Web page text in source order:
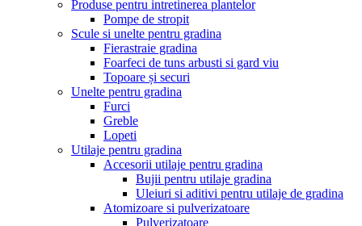
Produse pentru intretinerea plantelor
Pompe de stropit
Scule si unelte pentru gradina
Fierastraie gradina
Foarfeci de tuns arbusti si gard viu
Topoare și securi
Unelte pentru gradina
Furci
Greble
Lopeti
Utilaje pentru gradina
Accesorii utilaje pentru gradina
Bujii pentru utilaje gradina
Uleiuri si aditivi pentru utilaje de gradina
Atomizoare si pulverizatoare
Pulverizatoare